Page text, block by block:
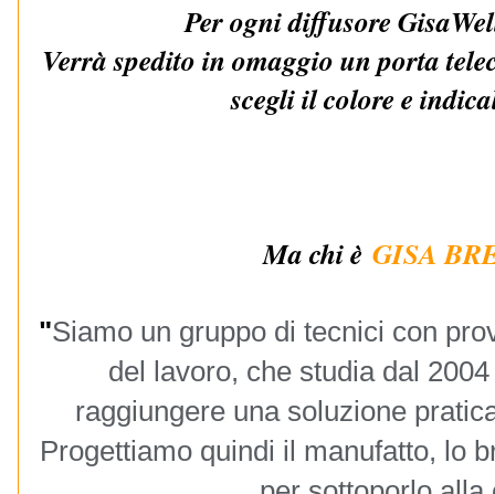
Per ogni diffusore
Verrà spedito in omaggio un porta
scegli il colore e
Ma chi è GISA
"Siamo un gruppo di tecnici con
del lavoro, che studia dal
raggiungere una soluzione
Progettiamo quindi il manufatto, lo